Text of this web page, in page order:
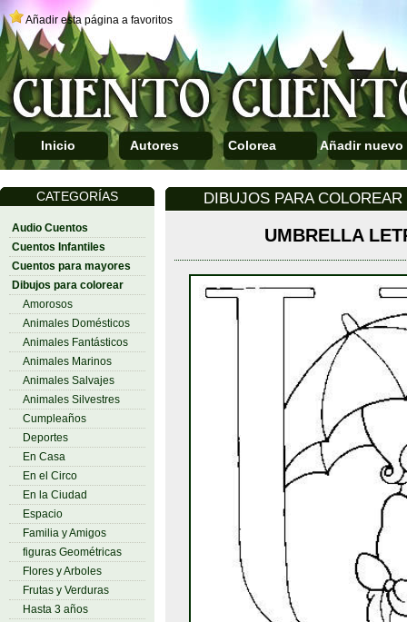
Añadir esta página a favoritos
Inicio Autores Colorea Añadir nuevo
CATEGORÍAS
Audio Cuentos
Cuentos Infantiles
Cuentos para mayores
Dibujos para colorear
Amorosos
Animales Domésticos
Animales Fantásticos
Animales Marinos
Animales Salvajes
Animales Silvestres
Cumpleaños
Deportes
En Casa
En el Circo
En la Ciudad
Espacio
Familia y Amigos
figuras Geométricas
Flores y Arboles
Frutas y Verduras
Hasta 3 años
DIBUJOS PARA
UMBRELLA